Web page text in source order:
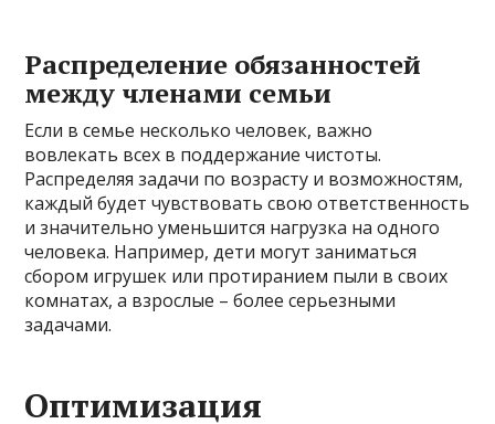
Распределение обязанностей
между членами семьи
Если в семье несколько человек, важно
вовлекать всех в поддержание чистоты.
Распределяя задачи по возрасту и возможностям,
каждый будет чувствовать свою ответственность
и значительно уменьшится нагрузка на одного
человека. Например, дети могут заниматься
сбором игрушек или протиранием пыли в своих
комнатах, а взрослые – более серьезными
задачами.
Оптимизация